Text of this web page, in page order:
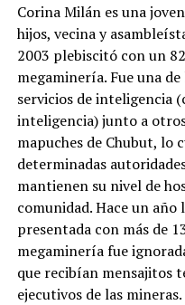
Corina Milán es una
hijos, vecina y
2003 plebiscitó con un
megaminería. Fue una
servicios de inteligencia
inteligencia) junto a
mapuches de Chubut, lo
determinadas
mantienen su nivel de
comunidad. Hace un
presentada con más de
megaminería fue
que recibían mensajitos
ejecutivos de las mineras.